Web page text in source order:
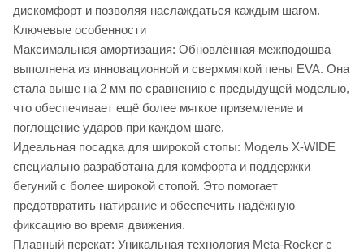
дискомфорт и позволяя наслаждаться каждым шагом.
Ключевые особенности
Максимальная амортизация: Обновлённая межподошва
выполнена из инновационной и сверхмягкой пены EVA. Она
стала выше на 2 мм по сравнению с предыдущей моделью,
что обеспечивает ещё более мягкое приземление и
поглощение ударов при каждом шаге.
Идеальная посадка для широкой стопы: Модель X-WIDE
специально разработана для комфорта и поддержки
бегуний с более широкой стопой. Это помогает
предотвратить натирание и обеспечить надёжную
фиксацию во время движения.
Плавный перекат: Уникальная технология Meta-Rocker с